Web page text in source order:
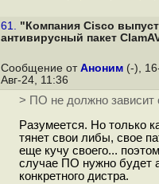
61. "Компания Cisco
антивирусный пакет
Сообщение от Аноним (-),
Авг-24, 11:36
> ПО не должно зависит
Разумеется. Но только
тянет свои либы, свое
еще кучу своего...
случае ПО нужно будет
конкретного дистра.